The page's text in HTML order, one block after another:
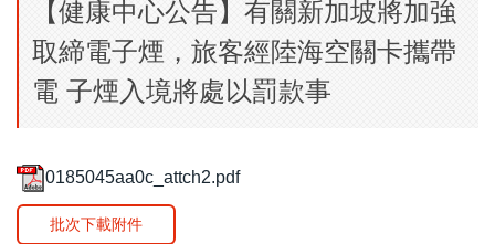
【健康中心公告】有關新加坡將加強
取締電子煙，旅客經陸海空關卡攜帶
電 子煙入境將處以罰款事
0185045aa0c_attch2.pdf
批次下載附件